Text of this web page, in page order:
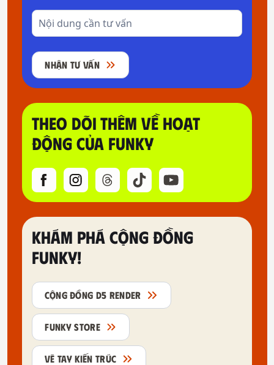
NHẬN TƯ VẤN
THEO DÕI THÊM VỀ HOẠT
ĐỘNG CỦA FUNKY
KHÁM PHÁ CỘNG ĐỒNG
FUNKY!
CỘNG ĐỒNG D5 RENDER
FUNKY STORE
VẼ TAY KIẾN TRÚC